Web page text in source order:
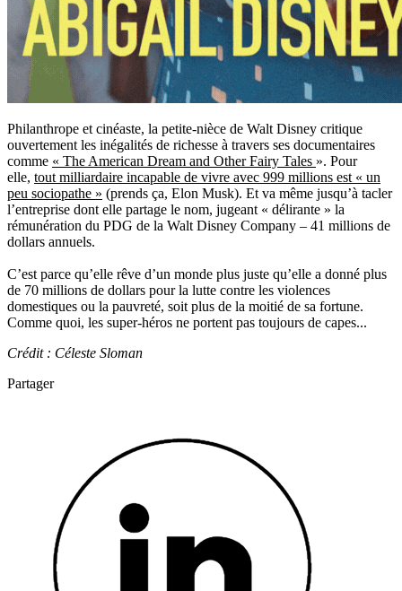
Philanthrope et cinéaste, la petite-nièce de Walt Disney critique
ouvertement les inégalités de richesse à travers ses documentaires
comme « The American Dream and Other Fairy Tales ». Pour
elle, tout milliardaire incapable de vivre avec 999 millions est « un
peu sociopathe » (prends ça, Elon Musk). Et va même jusqu’à tacler
l’entreprise dont elle partage le nom, jugeant « délirante » la
rémunération du PDG de la Walt Disney Company – 41 millions de
dollars annuels.
C’est parce qu’elle rêve d’un monde plus juste qu’elle a donné plus
de 70 millions de dollars pour la lutte contre les violences
domestiques ou la pauvreté, soit plus de la moitié de sa fortune.
Comme quoi, les super-héros ne portent pas toujours de capes...
Crédit : Céleste Sloman
Partager